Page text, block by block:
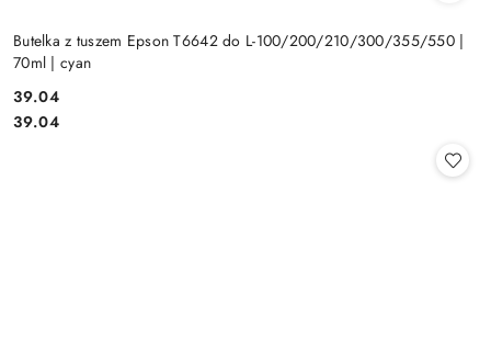
Butelka z tuszem Epson T6642 do L-100/200/210/300/355/550 |
70ml | cyan
Cena:
39.04
Cena:
39.04